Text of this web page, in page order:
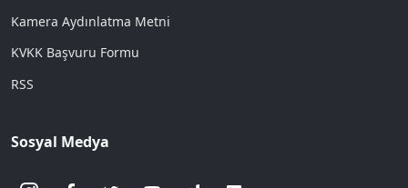
Kamera Aydınlatma Metni
KVKK Başvuru Formu
RSS
Sosyal Medya